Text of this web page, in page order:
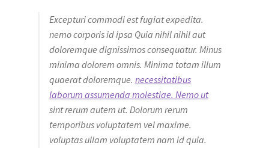
Excepturi commodi est fugiat expedita.
nemo corporis id ipsa Quia nihil nihil aut
doloremque dignissimos consequatur. Minus
minima dolorem omnis. Minima totam illum
quaerat doloremque. necessitatibus
laborum assumenda molestiae. Nemo ut
sint rerum autem ut. Dolorum rerum
temporibus voluptatem vel maxime.
voluptas ullam voluptatem nam id quia.